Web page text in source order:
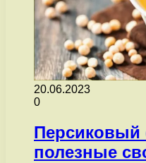
20.06.2023
0
Персиковый
полезные